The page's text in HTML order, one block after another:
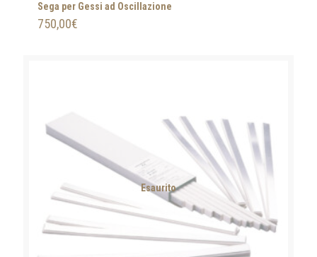
Sega per Gessi ad Oscillazione
750,00€
Esaurito